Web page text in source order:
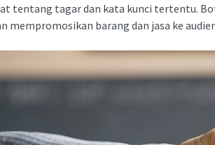
tentang tagar dan kata kunci tertentu.
mempromosikan barang dan jasa ke